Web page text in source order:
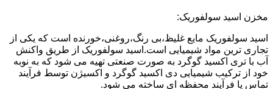
مخزن اسید سولفوریک:
اسید سولفوریک مایع غلیظ،بی رنگ،روغنی،خورنده است که یکی از
تجاری ترین مواد شیمیایی است.اسید سولفوریک از طریق واکنش
آب با تری اکسید گوگرد به صورت صنعتی تهیه می شود که به نوبه
خود از ترکیب شیمیایی دی اکسید گوگرد و اکسیژن توسط فرآیند
تماس یا فرآیند محفظه ای ساخته می شود.